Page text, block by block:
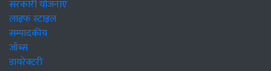
सरकारी योजनाएं
लाइफ स्टाइल
सम्पादकीय
जॉब्स
डायरेक्टरी